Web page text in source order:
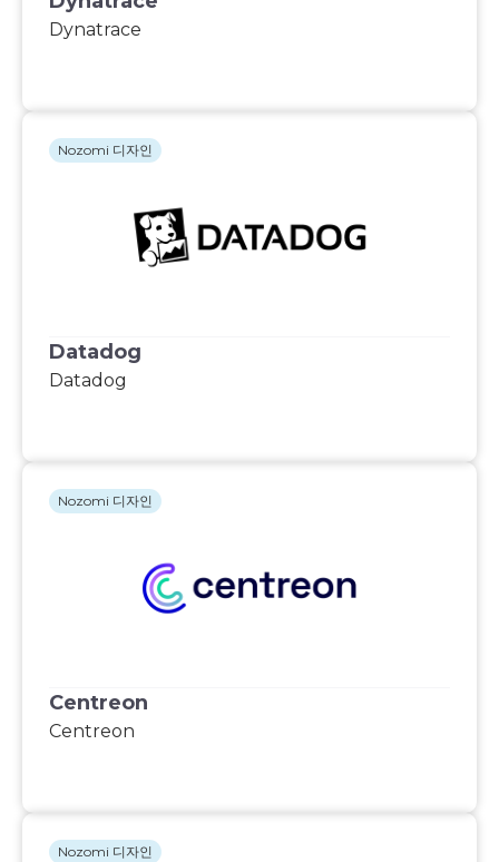
Dynatrace
Datadog
Datadog
Nozomi 디자인
Centreon
Centreon
Nozomi 디자인
Nozomi 디자인